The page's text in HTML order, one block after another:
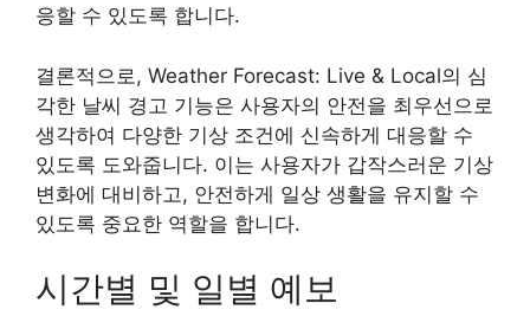
응할 수 있도록 합니다.
결론적으로, Weather Forecast: Live & Local의 심
각한 날씨 경고 기능은 사용자의 안전을 최우선으로
생각하여 다양한 기상 조건에 신속하게 대응할 수
있도록 도와줍니다. 이는 사용자가 갑작스러운 기상
변화에 대비하고, 안전하게 일상 생활을 유지할 수
있도록 중요한 역할을 합니다.
시간별 및 일별 예보